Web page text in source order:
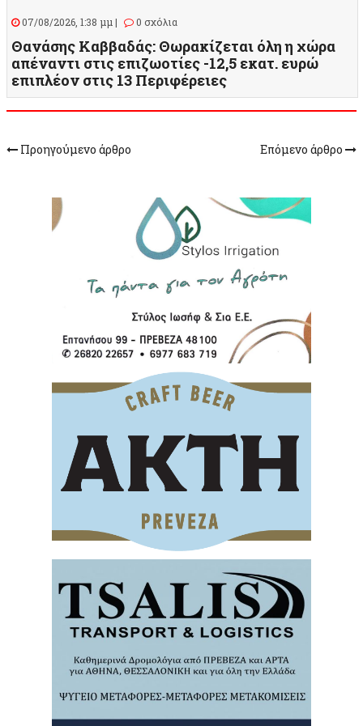
07/08/2026, 1:38 μμ | 0 σχόλια
Θανάσης Καββαδάς: Θωρακίζεται όλη η χώρα
απέναντι στις επιζωοτίες -12,5 εκατ. ευρώ
επιπλέον στις 13 Περιφέρειες
Προηγούμενο άρθρο Επόμενο άρθρο